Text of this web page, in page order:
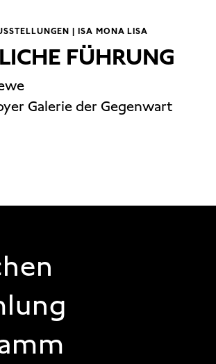
| ISA MONA LISA
FÜHRUNG
Galerie der Gegenwart
1